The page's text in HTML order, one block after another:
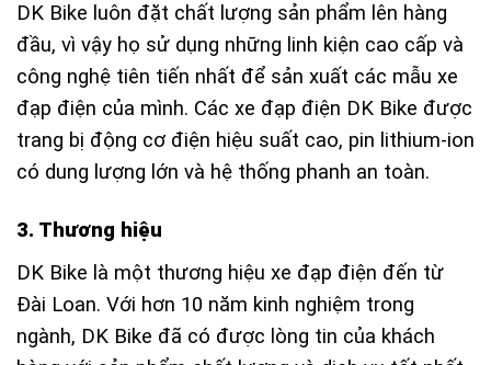
DK Bike luôn đặt chất lượng sản phẩm lên hàng
đầu, vì vậy họ sử dụng những linh kiện cao cấp và
công nghệ tiên tiến nhất để sản xuất các mẫu xe
đạp điện của mình. Các xe đạp điện DK Bike được
trang bị động cơ điện hiệu suất cao, pin lithium-ion
có dung lượng lớn và hệ thống phanh an toàn.
3. Thương hiệu
DK Bike là một thương hiệu xe đạp điện đến từ
Đài Loan. Với hơn 10 năm kinh nghiệm trong
ngành, DK Bike đã có được lòng tin của khách